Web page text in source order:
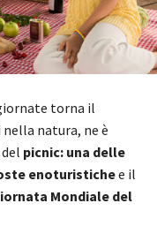
torna il
natura, ne è
picnic: una delle
enoturistichee il
Mondiale del